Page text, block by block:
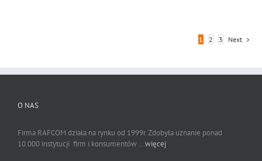
1 2 3 Next
O NAS
Firma RAFCOM działa na rynku od 1999r. Zdobyła uznanie ponad
10.000 instytucji firm i konsumentów ...więcej